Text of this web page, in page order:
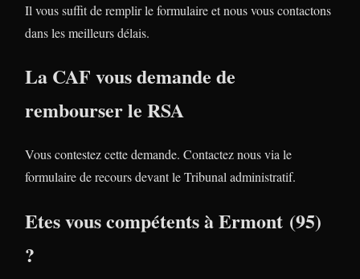
Il vous suffit de remplir le formulaire et nous vous contactons
dans les meilleurs délais.
La CAF vous demande de
rembourser le RSA
Vous contestez cette demande. Contactez nous via le
formulaire de recours devant le Tribunal administratif.
Etes vous compétents à Ermont (95)
?